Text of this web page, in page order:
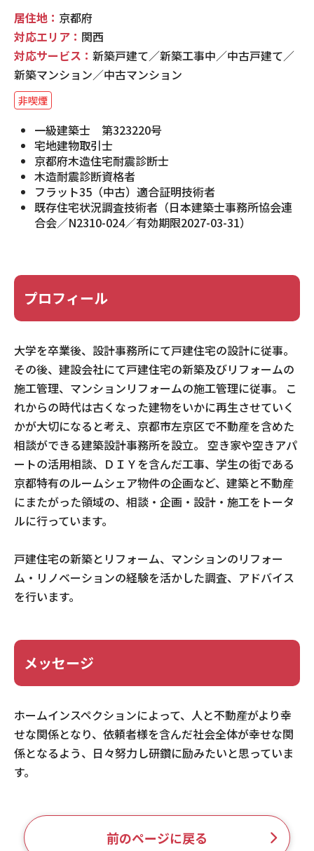
居住地： 京都府
対応エリア： 関西
対応サービス： 新築戸建て／新築工事中／中古戸建て／
新築マンション／中古マンション
非喫煙
一級建築士 第323220号
宅地建物取引士
京都府木造住宅耐震診断士
木造耐震診断資格者
フラット35（中古）適合証明技術者
既存住宅状況調査技術者（日本建築士事務所協会連
合会／N2310-024／有効期限2027-03-31）
プロフィール
大学を卒業後、設計事務所にて戸建住宅の設計に従事。
その後、建設会社にて戸建住宅の新築及びリフォームの
施工管理、マンションリフォームの施工管理に従事。 こ
れからの時代は古くなった建物をいかに再生させていく
かが大切になると考え、京都市左京区で不動産を含めた
相談ができる建築設計事務所を設立。 空き家や空きアパ
ートの活用相談、ＤＩＹを含んだ工事、学生の街である
京都特有のルームシェア物件の企画など、建築と不動産
にまたがった領域の、相談・企画・設計・施工をトータ
ルに行っています。
戸建住宅の新築とリフォーム、マンションのリフォー
ム・リノベーションの経験を活かした調査、アドバイス
を行います。
メッセージ
ホームインスペクションによって、人と不動産がより幸
せな関係となり、依頼者様を含んだ社会全体が幸せな関
係となるよう、日々努力し研鑽に励みたいと思っていま
す。
前のページに戻る